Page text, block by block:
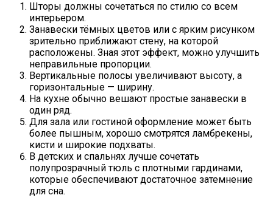
Шторы должны сочетаться по стилю со всем
интерьером.
Занавески тёмных цветов или с ярким рисунком
зрительно приближают стену, на которой
расположены. Зная этот эффект, можно улучшить
неправильные пропорции.
Вертикальные полосы увеличивают высоту, а
горизонтальные — ширину.
На кухне обычно вешают простые занавески в
один ряд.
Для зала или гостиной оформление может быть
более пышным, хорошо смотрятся ламбрекены,
кисти и широкие подхваты.
В детских и спальнях лучше сочетать
полупрозрачный тюль с плотными гардинами,
которые обеспечивают достаточное затемнение
для сна.